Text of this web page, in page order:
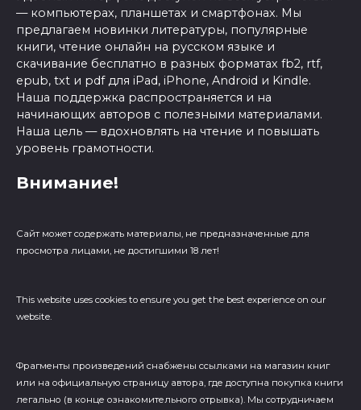
— компьютерах, планшетах и смартфонах. Мы
предлагаем новинки литературы, популярные
книги, чтение онлайн на русском языке и
скачивание бесплатно в разных форматах fb2, rtf,
epub, txt и pdf для iPad, iPhone, Android и Kindle.
Наша поддержка распространяется и на
начинающих авторов с полезными материалами.
Наша цель — вдохновлять на чтение и повышать
уровень грамотности.
Внимание!
Сайт может содержать материалы, не предназначенные для
просмотра лицами, не достигшими 18 лет!
This website uses cookies to ensure you get the best experience on our
website.
Фрагменты произведений cнабжены ссылками на магазин книг
или на официальную страницу автора, где доступна покупка книги
легально (в конце ознакомительного отрывка). Мы сотрудничаем